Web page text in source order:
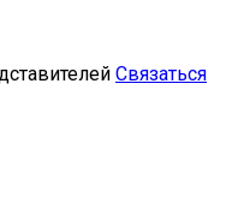
Связаться